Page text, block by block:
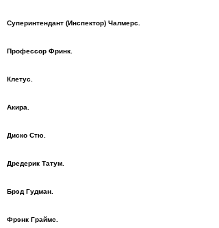
Суперинтендант (Инспектор) Чалмерс.
Профессор Фринк.
Клетус.
Акира.
Диско Стю.
Дредерик Татум.
Брэд Гудман.
Фрэнк Граймс.